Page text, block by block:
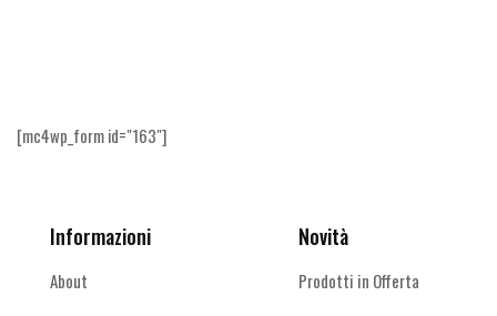
[mc4wp_form id="163"]
Informazioni
About
Novità
Prodotti in Offerta